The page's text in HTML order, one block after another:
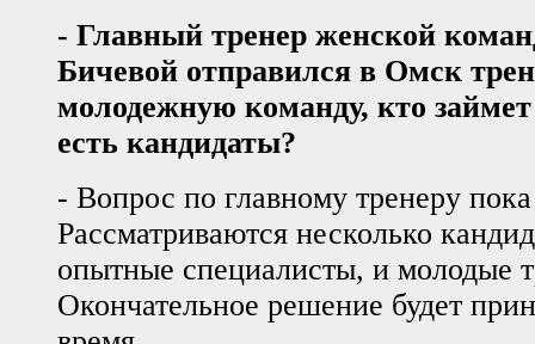
- Главный тренер женской
Бичевой отправился в Омск
молодежную команду, кто
есть кандидаты?
- Вопрос по главному тренеру
Рассматриваются несколько
опытные специалисты, и молодые
Окончательное решение будет